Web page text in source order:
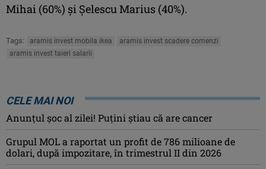
Mihai (60%) și Șelescu Marius (40%).
Tags: aramis invest mobila ikea
aramis invest scadere comenzi
aramis invest taieri salarii
CELE MAI NOI
Anunţul şoc al zilei! Puţini ştiau că are cancer
Grupul MOL a raportat un profit de 786 milioane de
dolari, după impozitare, în trimestrul II din 2026